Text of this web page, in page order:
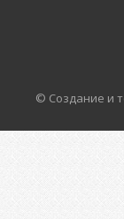
© Создание и